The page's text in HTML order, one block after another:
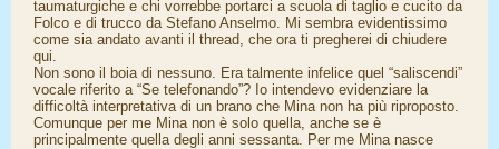
taumaturgiche e chi vorrebbe portarci a scuola di taglio e cucito da
Folco e di trucco da Stefano Anselmo. Mi sembra evidentissimo
come sia andato avanti il thread, che ora ti pregherei di chiudere
qui.
Non sono il boia di nessuno. Era talmente infelice quel “saliscendi”
vocale riferito a “Se telefonando”? Io intendevo evidenziare la
difficoltà interpretativa di un brano che Mina non ha più riproposto.
Comunque per me Mina non è solo quella, anche se è
principalmente quella degli anni sessanta. Per me Mina nasce